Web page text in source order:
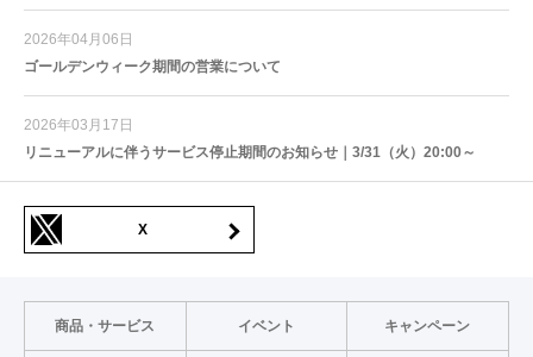
2026年04月06日
ゴールデンウィーク期間の営業について
2026年03月17日
リニューアルに伴うサービス停止期間のお知らせ｜3/31（火）20:00～
X
商品・サービス イベント キャンペーン